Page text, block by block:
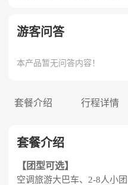
游客问答
本产品暂无问答内容！
套餐介绍 行程详情
套餐介绍
【团型可选】
空调旅游大巴车、2-8人小团